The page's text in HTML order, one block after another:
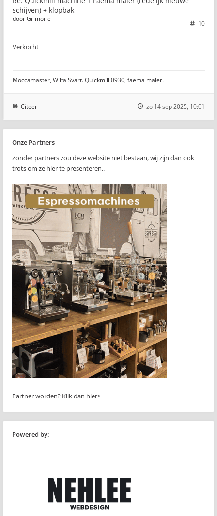
schijven) + klopbak
10
doorGrimoire
Verkocht
Moccamaster, Wilfa Svart. Quickmill 0930, faema maler.
Citeer zo 14 sep 2025, 10:01
Onze Partners
Zonder partners zou deze website niet bestaan, wij zijn dan ook
trots om ze hier te presenteren..
Partner worden? Klik dan hier>
Powered by: